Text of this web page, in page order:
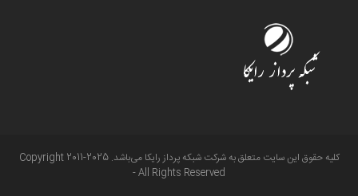
کلیه حقوق این سایت متعلق به شرکت شبکه پرداز رایکا می‌باشد. Copyright 2011-2025
- All Rights Reserved